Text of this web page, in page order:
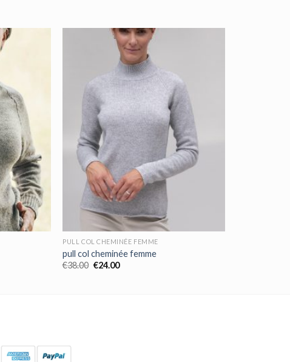
PULL COL CHEMINÉE FEMME
pull col cheminée femme
€38.00 €24.00